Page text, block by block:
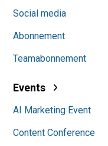
Social media
Abonnement
Teamabonnement
Events
AI Marketing Event
Content Conference